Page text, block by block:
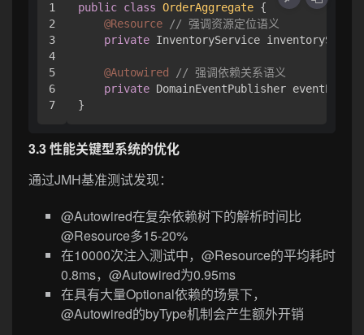
1
2
3
4
5
6
public class OrderAggregate {
@Resource
// 强调资源定位语义
private InventoryService
@Autowired
// 强调依赖关系语义
private DomainEventPublisher
3.3 性能关键型系统的优化
通过JMH基准测试发现：
@Autowired在复杂依赖树下的解析时间比
@Resource多15-20%
在10000次注入测试中，@Resource的平均耗时
0.8ms，@Autowired为0.95ms
在具有大量Optional依赖的场景下，
@Autowired的byType机制会产生额外开销